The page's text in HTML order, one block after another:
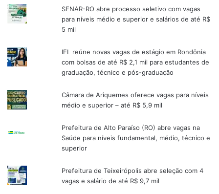
SENAR-RO abre processo seletivo com vagas
para níveis médio e superior e salários de até R$
5 mil
IEL reúne novas vagas de estágio em Rondônia
com bolsas de até R$ 2,1 mil para estudantes de
graduação, técnico e pós-graduação
Câmara de Ariquemes oferece vagas para níveis
médio e superior – até R$ 5,9 mil
Prefeitura de Alto Paraíso (RO) abre vagas na
Saúde para níveis fundamental, médio, técnico e
superior
Prefeitura de Teixeirópolis abre seleção com 4
vagas e salário de até R$ 9,7 mil